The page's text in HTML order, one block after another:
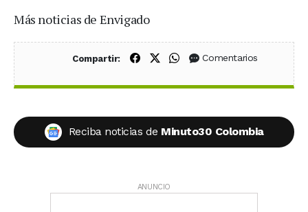
Más noticias de Envigado
Compartir: Compartir en Facebook
Compartir en X (Twitter)
Compartir en WhatsApp
Comentarios
Reciba noticias de Minuto30 Colombia
ANUNCIO